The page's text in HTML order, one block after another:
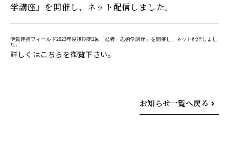
学講座」を開催し、ネット配信しました。
伊賀連携フィールド2023年度後期第2回「忍者・忍術学講座」を開催し、ネット配信しまし
た。
詳しくはこちら を御覧下さい。
お知らせ一覧へ戻る